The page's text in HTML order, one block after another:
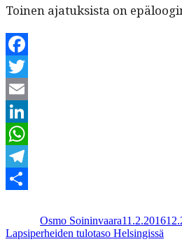
Toinen ajatuk­sista on
Facebook
Twitter
Email
LinkedIn
WhatsApp
Telegram
Osmo Soininvaara11.2.2016
Lapsiperheiden tulotaso Helsingissä